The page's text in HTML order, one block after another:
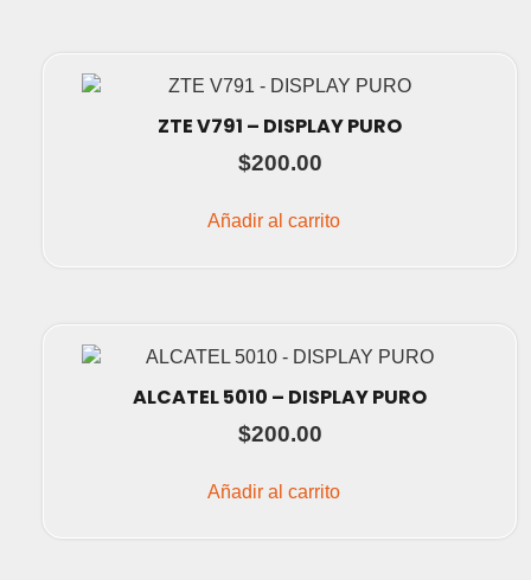
ZTE V791 – DISPLAY PURO
$200.00
Añadir al carrito
ALCATEL 5010 – DISPLAY PURO
$200.00
Añadir al carrito